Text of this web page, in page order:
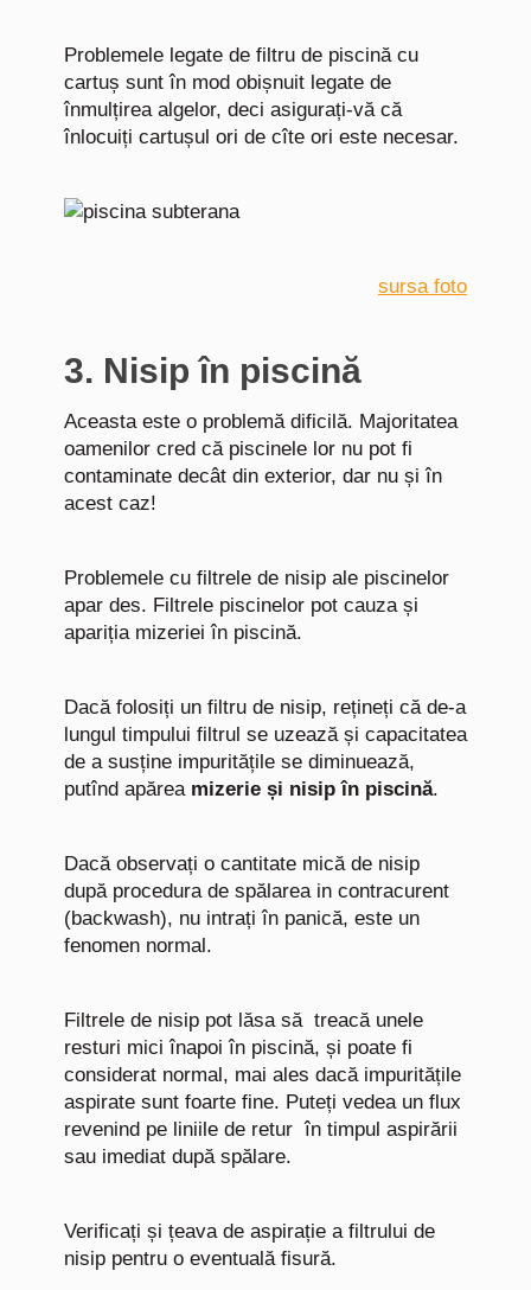
Problemele legate de filtru de piscină cu
cartuș sunt în mod obișnuit legate de
înmulțirea algelor, deci asigurați-vă că
înlocuiți cartușul ori de cîte ori este necesar.
sursa foto
3. Nisip în piscină
Aceasta este o problemă dificilă. Majoritatea
oamenilor cred că piscinele lor nu pot fi
contaminate decât din exterior, dar nu și în
acest caz!
Problemele cu filtrele de nisip ale piscinelor
apar des. Filtrele piscinelor pot cauza și
apariția mizeriei în piscină.
Dacă folosiți un filtru de nisip, rețineți că de-a
lungul timpului filtrul se uzează și capacitatea
de a susține impuritățile se diminuează,
putînd apărea mizerie și nisip în piscină.
Dacă observați o cantitate mică de nisip
după procedura de spălarea in contracurent
(backwash), nu intrați în panică, este un
fenomen normal.
Filtrele de nisip pot lăsa să treacă unele
resturi mici înapoi în piscină, și poate fi
considerat normal, mai ales dacă impuritățile
aspirate sunt foarte fine. Puteți vedea un flux
revenind pe liniile de retur în timpul aspirării
sau imediat după spălare.
Verificați și țeava de aspirație a filtrului de
nisip pentru o eventuală fisură.